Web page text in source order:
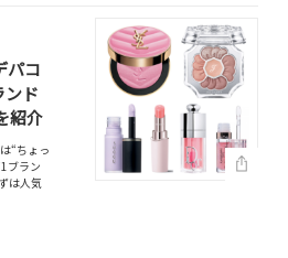
パコ
ンド
紹介
“ちょっ
ブラン
は人気